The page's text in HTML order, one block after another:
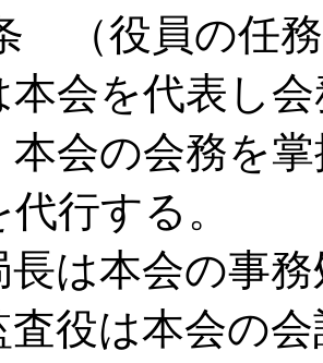
（役員の任
会を代表し会
本会の会務を
行する。
は本会の事務
役は本会の会